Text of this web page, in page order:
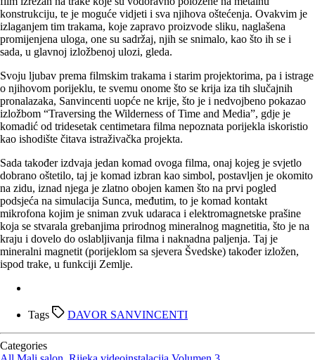
konstrukciju, te je moguće vidjeti i sva njihova oštećenja. Ovakvim je
izlaganjem tim trakama, koje zapravo proizvode sliku, naglašena
promijenjena uloga, one su sadržaj, njih se snimalo, kao što ih se i
sada, u glavnoj izložbenoj ulozi, gleda.
Svoju ljubav prema filmskim trakama i starim projektorima, pa i istrage
o njihovom porijeklu, te svemu onome što se krija iza tih slučajnih
pronalazaka, Sanvincenti uopće ne krije, što je i nedvojbeno pokazao
izložbom “Traversing the Wilderness of Time and Media”, gdje je
komadić od tridesetak centimetara filma nepoznata porijekla iskoristio
kao ishodište čitava istraživačka projekta.
Sada također izdvaja jedan komad ovoga filma, onaj kojeg je svjetlo
dobrano oštetilo, taj je komad izbran kao simbol, postavljen je okomito
na zidu, iznad njega je zlatno obojen kamen što na prvi pogled
podsjeća na simulacija Sunca, međutim, to je komad kontakt
mikrofona kojim je sniman zvuk udaraca i elektromagnetske prašine
koja se stvarala grebanjima prirodnog mineralnog magnetitia, što je na
kraju i dovelo do oslabljivanja filma i naknadna paljenja. Taj je
mineralni magnetit (porijeklom sa sjevera Švedske) također izložen,
ispod trake, u funkciji Zemlje.
Tags DAVOR SANVINCENTI
Categories